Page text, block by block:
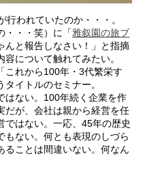
われていたのか・・・。
・・・笑）に「雅叙園の旅ブ
んと報告しなさい！」と指摘
について触れてみたい。
これから100年・3代繁栄す
イトルのセミナー。
はない。100年続く企業を作
だが、会社は親から経営を任
ではない。一応、45年の歴史
もない。何とも表現のしづら
ることは間違いない。何なん